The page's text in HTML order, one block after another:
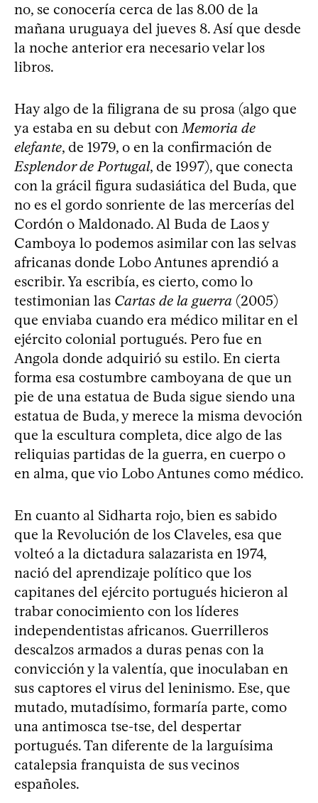
no, se conocería cerca de las 8.00 de la
mañana uruguaya del jueves 8. Así que desde
la noche anterior era necesario velar los
libros.
Hay algo de la filigrana de su prosa (algo que
ya estaba en su debut conMemoria de
elefante, de 1979, o en la confirmación de
Esplendor de Portugal, de 1997), que conecta
con la grácil figura sudasiática del Buda, que
no es el gordo sonriente de las mercerías del
Cordón o Maldonado. Al Buda de Laos y
Camboya lo podemos asimilar con las selvas
africanas donde Lobo Antunes aprendió a
escribir. Ya escribía, es cierto, como lo
testimonian las Cartas de la guerra (2005)
que enviaba cuando era médico militar en el
ejército colonial portugués. Pero fue en
Angola donde adquirió su estilo. En cierta
forma esa costumbre camboyana de que un
pie de una estatua de Buda sigue siendo una
estatua de Buda, y merece la misma devoción
que la escultura completa, dice algo de las
reliquias partidas de la guerra, en cuerpo o
en alma, que vio Lobo Antunes como médico.
En cuanto al Sidharta rojo, bien es sabido
que la Revolución de los Claveles, esa que
volteó a la dictadura salazarista en 1974,
nació del aprendizaje político que los
capitanes del ejército portugués hicieron al
trabar conocimiento con los líderes
independentistas africanos. Guerrilleros
descalzos armados a duras penas con la
convicción y la valentía, que inoculaban en
sus captores el virus del leninismo. Ese, que
mutado, mutadísimo, formaría parte, como
una antimosca tse-tse, del despertar
portugués. Tan diferente de la larguísima
catalepsia franquista de sus vecinos
españoles.